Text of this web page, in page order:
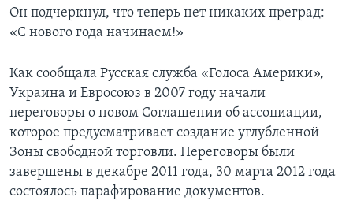
Он подчеркнул, что теперь нет никаких преград:
«С нового года начинаем!»
Как сообщала Русская служба «Голоса Америки»,
Украина и Евросоюз в 2007 году начали
переговоры о новом Соглашении об ассоциации,
которое предусматривает создание углубленной
Зоны свободной торговли. Переговоры были
завершены в декабре 2011 года, 30 марта 2012 года
состоялось парафирование документов.